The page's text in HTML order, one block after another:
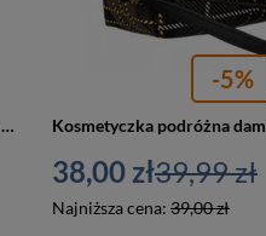
Pojemny plecak damski ze skóry ekologicznej w szarym kolorze wyposażony w nóżki ochronne - Rovicky
-5%
38,00 zł
Najniższa cena: 39,00 zł
39,99 zł